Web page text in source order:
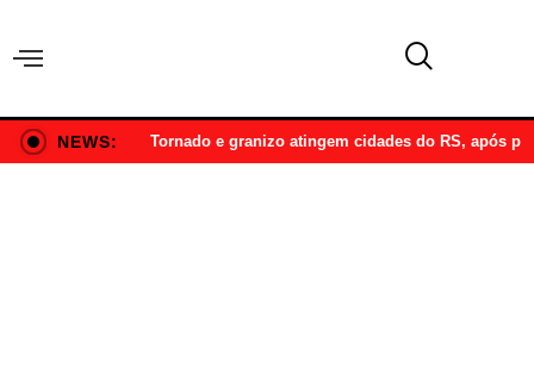
NEWS: Tornado e granizo atingem cidades do RS, após